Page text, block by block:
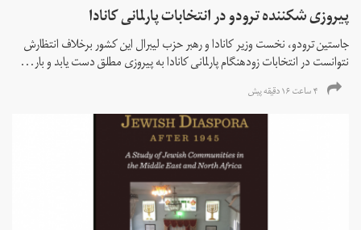
پیروزی شکننده ترودو در انتخابات پارلمانی کانادا
جاستین ترودو، نخست وزیر کانادا و رهبر حزب لیبرال این کشور برخلاف انتظارش
نتوانست در انتخابات زود‌هنگام پارلمانی کانادا به پیروزی مطلق دست یابد و بار...
۴ ساعت ۱۶ دقیقه پیش